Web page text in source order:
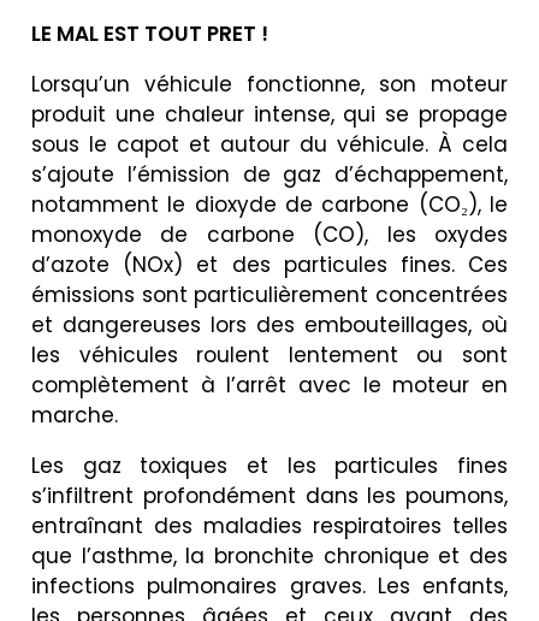
LE MAL EST TOUT PRET !
Lorsqu’un véhicule fonctionne, son moteur
produit une chaleur intense, qui se propage
sous le capot et autour du véhicule. À cela
s’ajoute l’émission de gaz d’échappement,
notamment le dioxyde de carbone (CO₂), le
monoxyde de carbone (CO), les oxydes
d’azote (NOx) et des particules fines. Ces
émissions sont particulièrement concentrées
et dangereuses lors des embouteillages, où
les véhicules roulent lentement ou sont
complètement à l’arrêt avec le moteur en
marche.
Les gaz toxiques et les particules fines
s’infiltrent profondément dans les poumons,
entraînant des maladies respiratoires telles
que l’asthme, la bronchite chronique et des
infections pulmonaires graves. Les enfants,